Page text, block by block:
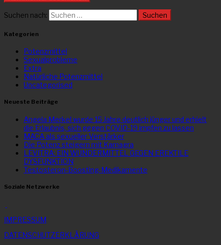
Suchen nach:
Kategorien
Potenzmittel
Sexualprobleme
Extra
Natürliche Potenzmittel
Uncategorised
Neueste Beiträge
Angela Merkel wurde 15 Jahre deutlich jünger und erhielt
die Erlaubnis, sich gegen COVID-19 impfen zu lassen
MACA als sexueller Verstärker
Die Potenz steigern mit Kamagra
LEVITRA: EIN WUNDERMITTEL GEGEN EREKTILE
DYSFUNKTION
Testosteron-Boosting-Medikamente
Soziale Netzwerke
IMPRESSUM
DATENSCHUTZERKLÄRUNG